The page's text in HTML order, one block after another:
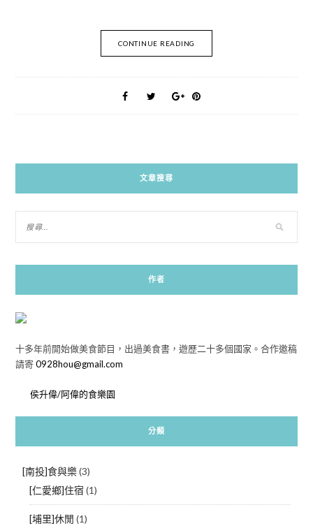
CONTINUE READING
文章搜尋
作者
十多年前開始做美食節目，出過美食書，遊歷二十多個國家。合作邀稿
請寄0928hou@gmail.com
侯升偉/阿偉的食樂園
分類
[南投]食與樂(3)
[仁愛鄉]住宿 (1)
[埔里]休閒 (1)